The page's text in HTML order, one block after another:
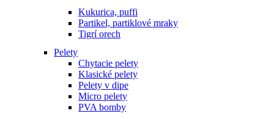
Kukurica, puffi
Partikel, partiklové mraky
Tigrí orech
Pelety
Chytacie pelety
Klasické pelety
Pelety v dipe
Micro pelety
PVA bomby